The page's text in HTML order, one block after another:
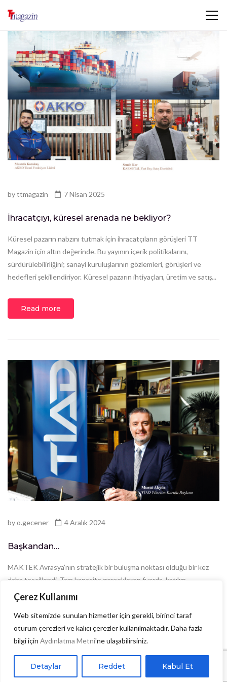
Çerez Kullanımı
Web sitemizde sunulan hizmetler için gerekli, birinci taraf
oturum çerezleri ve kalıcı çerezler kullanılmaktadır. Daha fazla
bilgi için Aydınlatma Metni'ne ulaşabilirsiniz.
Detaylar Reddet Kabul Et
byttmagazin 7 Nisan 2025
İhracatçıyı, küresel arenada ne bekliyor?
Küresel pazarın nabzını tutmak için ihracatçıların görüşleri TT
Magazin için altın değerinde. Bu yayının içerik politikalarını,
sürdürülebilirliğini; sanayi kuruluşlarının gözlemleri, görüşleri ve
hedefleri şekillendiriyor. Küresel pazarın ihtiyaçları, üretim ve satış...
Read more
byo.gecener 4 Aralık 2024
Başkandan…
MAKTEK Avrasya’nın stratejik bir buluşma noktası olduğu bir kez
daha tescillendi. Tam kapasite gerçekleşen fuarda, katılım
yoğunluğu dikkatleri çekti. MAKTEK Avrasya 2024’te talaşlı imalat
Read more